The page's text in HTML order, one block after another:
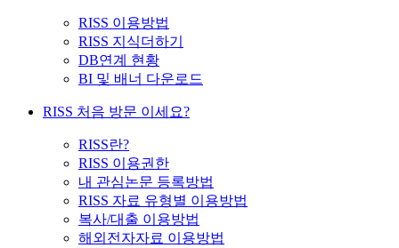
RISS 이용방법
RISS 지식더하기
DB연계 현황
BI 및 배너 다운로드
RISS 처음 방문 이세요?
RISS란?
RISS 이용권한
내 관심논문 등록방법
RISS 자료 유형별 이용방법
복사/대출 이용방법
해외전자자료 이용방법